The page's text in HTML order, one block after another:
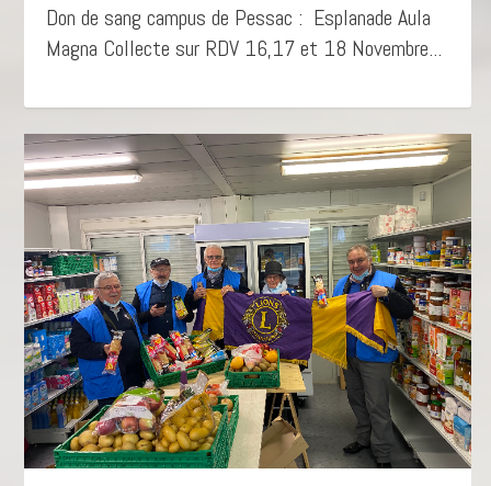
Don de sang campus de Pessac : Esplanade Aula
Magna Collecte sur RDV 16,17 et 18 Novembre...